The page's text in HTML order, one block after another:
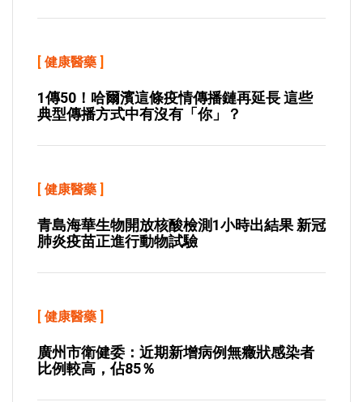
[ 健康醫藥 ]
1傳50！哈爾濱這條疫情傳播鏈再延長 這些
典型傳播方式中有沒有「你」？
[ 健康醫藥 ]
青島海華生物開放核酸檢測1小時出結果 新冠
肺炎疫苗正進行動物試驗
[ 健康醫藥 ]
廣州市衛健委：近期新增病例無癥狀感染者
比例較高，佔85％